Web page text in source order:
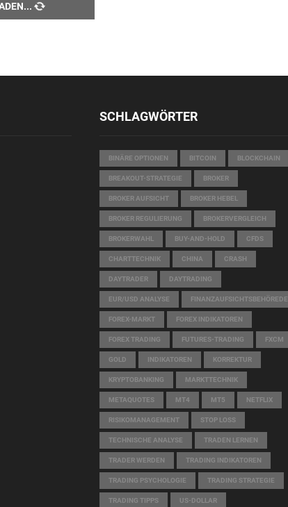
SCHLAGWÖRTER
BINÄRE OPTIONEN BITCOIN BLOCKCHAIN
BREAKOUT-STRATEGIE BROKER
BROKER AUFSICHT BROKER HEBEL
BROKER REGULIERUNG BROKERVERGLEICH
BROKERWAHL BUY-AND-HOLD CFDS
CHARTTECHNIK CHINA CRASH
DAYTRADER DAYTRADING
EUR/USD ANALYSE FINANZAUFSICHTSBEHÖREDE
FOREX-MARKT FOREX INDIKATOREN
FOREX TRADING FUTURES-TRADING FXCM
GOLD INDIKATOREN KORREKTUR
KRYPTOBANKING MARKTTECHNIK
METAQUOTES MT4 MT5 NETFLIX
RISIKOMANAGEMENT STOP LOSS
TECHNISCHE ANALYSE TRADEN LERNEN
TRADER WERDEN TRADING INDIKATOREN
TRADING PSYCHOLOGIE TRADING STRATEGIE
TRADING TIPPS US-DOLLAR